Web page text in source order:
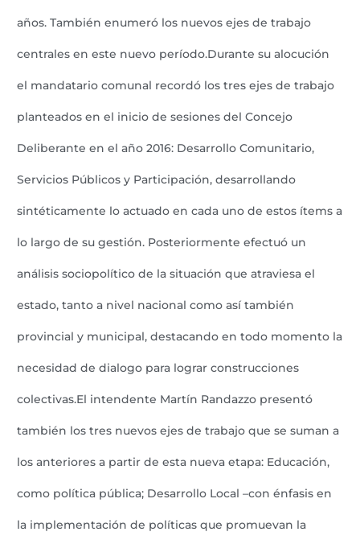
años. También enumeró los nuevos ejes de trabajo
centrales en este nuevo período.Durante su alocución
el mandatario comunal recordó los tres ejes de trabajo
planteados en el inicio de sesiones del Concejo
Deliberante en el año 2016: Desarrollo Comunitario,
Servicios Públicos y Participación, desarrollando
sintéticamente lo actuado en cada uno de estos ítems a
lo largo de su gestión. Posteriormente efectuó un
análisis sociopolítico de la situación que atraviesa el
estado, tanto a nivel nacional como así también
provincial y municipal, destacando en todo momento la
necesidad de dialogo para lograr construcciones
colectivas.El intendente Martín Randazzo presentó
también los tres nuevos ejes de trabajo que se suman a
los anteriores a partir de esta nueva etapa: Educación,
como política pública; Desarrollo Local –con énfasis en
la implementación de políticas que promuevan la